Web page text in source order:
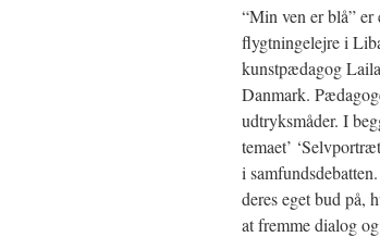
“Min ven er blå”
flygtningelejre i
kunstpædagog
Danmark.
udtryksmåder. I
temaet’
i
deres eget bud på,
at fremme dialog